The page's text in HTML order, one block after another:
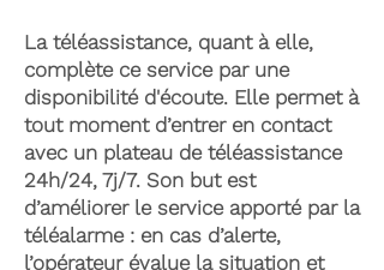
La téléassistance, quant à elle,
complète ce service par une
disponibilité d'écoute. Elle permet à
tout moment d’entrer en contact
avec un plateau de téléassistance
24h/24, 7j/7. Son but est
d’améliorer le service apporté par la
téléalarme : en cas d’alerte,
l’opérateur évalue la situation et